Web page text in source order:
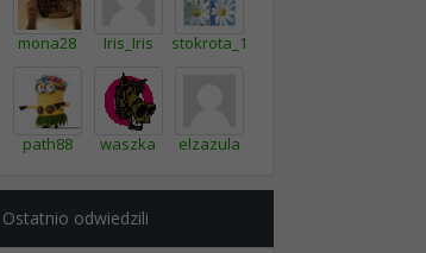
mona28 Iris_Iris stokrota_1
path88 waszka elzazula
Ostatnio odwiedzili